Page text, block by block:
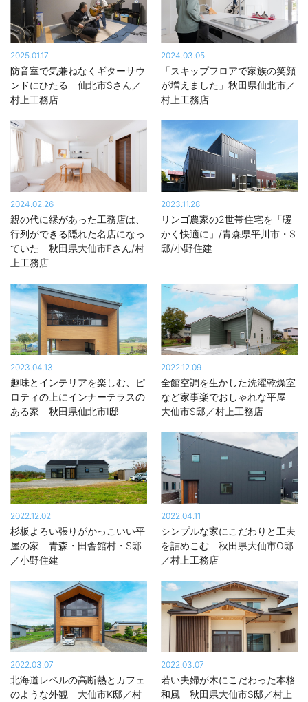
2025.01.17
防音室で気兼ねなくギターサウ
ンドにひたる 仙北市Sさん／
村上工務店
2024.03.05
「スキップフロアで家族の笑顔
が増えました」秋田県仙北市／
村上工務店
2024.02.26
親の代に縁があった工務店は、
行列ができる隠れた名店になっ
ていた 秋田県大仙市Fさん/村
上工務店
2023.11.28
リンゴ農家の2世帯住宅を「暖
かく快適に」/青森県平川市・S
邸/小野住建
2023.04.13
趣味とインテリアを楽しむ、ピ
ロティの上にインナーテラスの
ある家 秋田県仙北市I邸
2022.12.09
全館空調を生かした洗濯乾燥室
など家事楽でおしゃれな平屋
大仙市S邸／村上工務店
2022.12.02
杉板よろい張りがかっこいい平
屋の家 青森・田舎館村・S邸
／小野住建
2022.04.11
シンプルな家にこだわりと工夫
を詰めこむ 秋田県大仙市O邸
／村上工務店
2022.03.07
北海道レベルの高断熱とカフェ
のような外観 大仙市K邸／村
2022.03.07
若い夫婦が木にこだわった本格
和風 秋田県大仙市S邸／村上